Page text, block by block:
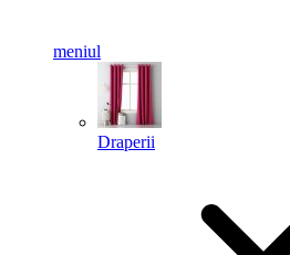
meniul
Draperii